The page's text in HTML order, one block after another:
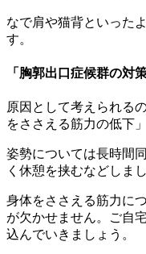
なで肩や猫背といった
す。
「胸郭出口症候群の対策
原因として考えられる
をささえる筋力の低下
姿勢については長時間
く休憩を挟むなどしまし
身体をささえる筋力に
が欠かせません。ご自
込んでいきましょう。